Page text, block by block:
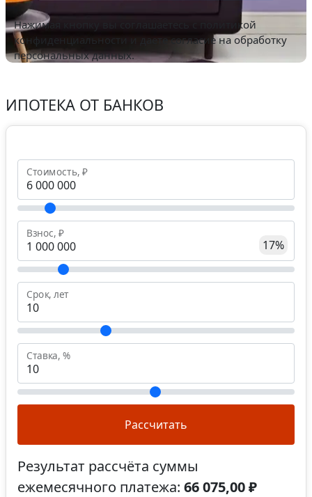
Нажимая кнопку вы соглашаетесь с
политикой
конфиденциальности и даете согласие на обработку
персональных данных.
ИПОТЕКА ОТ БАНКОВ
Стоимость, ₽
Взнос, ₽
17%
Срок, лет
Ставка, %
Рассчитать
Результат рассчёта суммы
ежемесячного платежа: 66 075,00 ₽